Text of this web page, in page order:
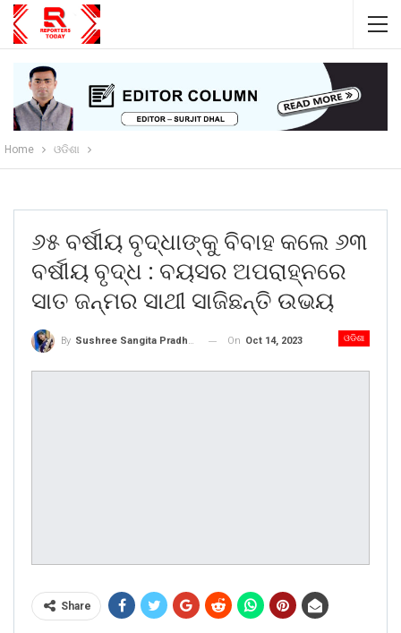
Home ଓଡିଶା
୬୫ ବର୍ଷୀୟ ବୃଦ୍ଧାଙ୍କୁ ବିବାହ କଲେ ୬୩
ବର୍ଷୀୟ ବୃଦ୍ଧ : ବୟସର ଅପରାହ୍ନରେ
ସାତ ଜନ୍ମର ସାଥୀ ସାଜିଛନ୍ତି ଉଭୟ
ଓଡିଶା
By Sushree Sangita Pradhan On Oct 14, 2023
Share